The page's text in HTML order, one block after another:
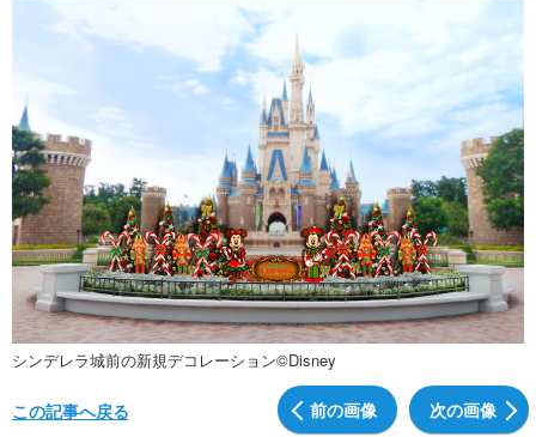
シンデレラ城前の新規デコレーション©Disney
前の画像 次の画像
この記事へ戻る